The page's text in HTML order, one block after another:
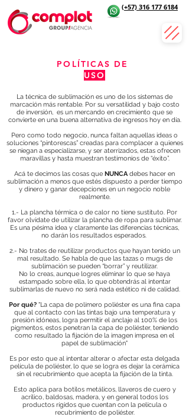
(+57) 316 177 6184
POLÍTICAS DE
USO
La técnica de sublimación es uno de los sistemas de
marcación más rentable. Por su versatilidad y bajo costo
de inversión, es un mercando en crecimiento que se
convierte en una buena alternativa de ingresos hoy en día.
Pero como todo negocio, nunca faltan aquellas ideas o
soluciones “pintorescas” creadas para complacer a quienes
se niegan a especializarse, y ser aterrizados, estas ofrecen
maravillas y hasta muestran testimonios de “éxito”.
Acá te decimos las cosas que NUNCAdebes hacer en
sublimación a menos que estés dispuesto a perder tiempo
y dinero y ganar decepciones en un negocio noble
realmente.
1.- La plancha térmica o de calor no tiene sustituto. Por
favor olvídate de utilizar la plancha de ropa para sublimar.
Es una pésima idea y claramente las diferencias técnicas,
no darán los resultados esperados.
2.- No trates de reutilizar productos que hayan tenido un
mal resultado. Se habla de que las tazas o mugs de
sublimación se pueden “borrar” y reutilizar.
No lo creas, aunque logres eliminar lo que se haya
estampado sobre ella, lo que obtendrás al intentar
sublimarlas de nuevo no será nada estético ni de calidad.
Por qué? "La capa de polímero poliéster es una fina capa
que al contacto con las tintas bajo una temperatura y
presión idóneas, logra permitir el anclaje al 100% de los
pigmentos, estos penetran la capa de poliéster, teniendo
como resultado la fijación de la imagen impresa en el
papel de sublimación"
Es por esto que al intentar alterar o afectar esta delgada
película de poliéster, lo que se logra es dejar la cerámica
sin el recubrimiento que acepta la fijación de la tinta.
Esto aplica para botilos metálicos, llaveros de cuero y
acrílico, baldosas, madera, y en general todos los
productos rígidos que cuentan con la película o
recubrimiento de poliéster.